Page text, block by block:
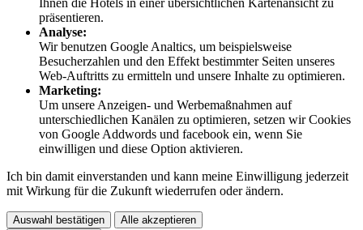
Ihnen die Hotels in einer übersichtlichen Kartenansicht zu
präsentieren.
Analyse:
Wir benutzen Google Analtics, um beispielsweise
Besucherzahlen und den Effekt bestimmter Seiten unseres
Web-Auftritts zu ermitteln und unsere Inhalte zu optimieren.
Marketing:
Um unsere Anzeigen- und Werbemaßnahmen auf
unterschiedlichen Kanälen zu optimieren, setzen wir Cookies
von Google Addwords und facebook ein, wenn Sie
einwilligen und diese Option aktivieren.
Ich bin damit einverstanden und kann meine Einwilligung jederzeit
mit Wirkung für die Zukunft wiederrufen oder ändern.
Auswahl bestätigen
Alle akzeptieren